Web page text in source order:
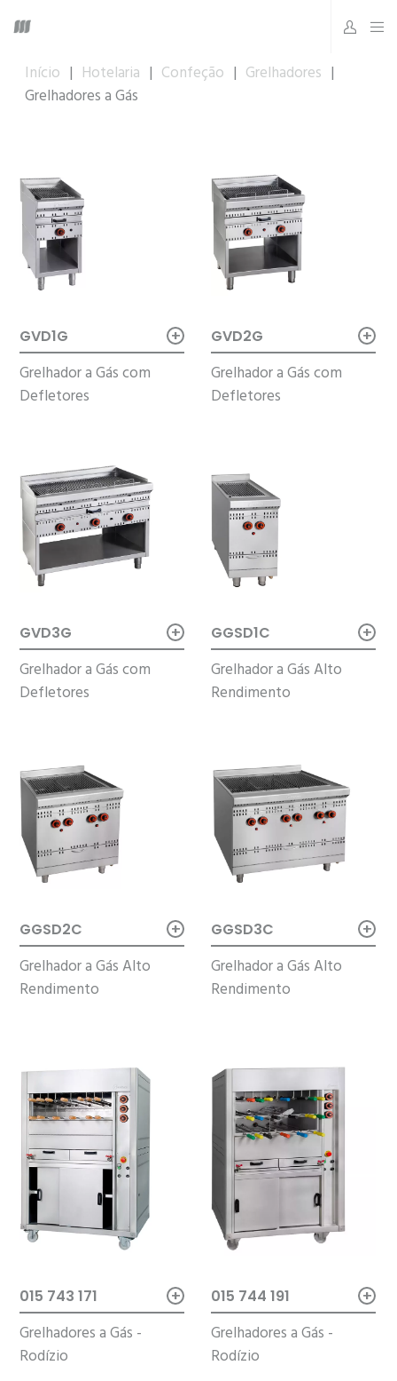
Início | Hotelaria | Confeção | Grelhadores |
Grelhadores a Gás
GVD1G +
Grelhador a Gás com
Defletores
GVD2G +
Grelhador a Gás com
Defletores
GVD3G +
Grelhador a Gás com
Defletores
GGSD1C +
Grelhador a Gás Alto
Rendimento
GGSD2C +
Grelhador a Gás Alto
Rendimento
GGSD3C +
Grelhador a Gás Alto
Rendimento
015 743 171 +
Grelhadores a Gás -
Rodízio
015 744 191 +
Grelhadores a Gás -
Rodízio